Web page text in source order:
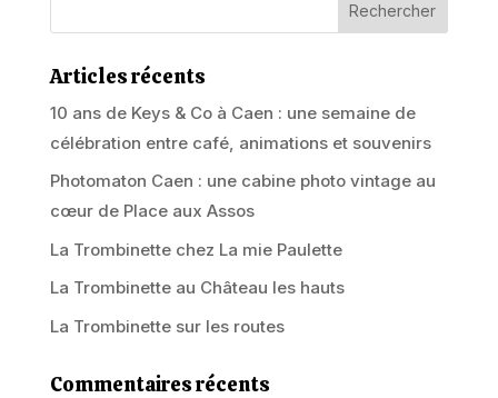
Articles récents
10 ans de Keys & Co à Caen : une semaine de
célébration entre café, animations et souvenirs
Photomaton Caen : une cabine photo vintage au
cœur de Place aux Assos
La Trombinette chez La mie Paulette
La Trombinette au Château les hauts
La Trombinette sur les routes
Commentaires récents